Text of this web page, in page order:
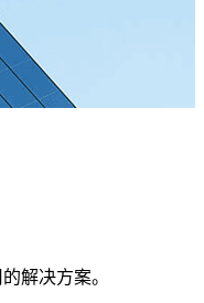
解决方案。